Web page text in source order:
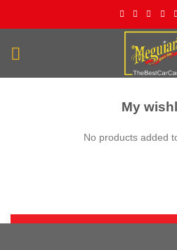
atla
My
No products added